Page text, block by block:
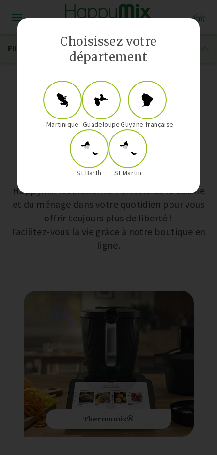
Cuisson
Nos univers
Happymix révolutionne l’univers de la cuisine
et du ménage dans votre quotidien pour vous
offrir toujours plus de liberté !
Facilitez-vous la vie grâce à notre boutique en
ligne.
Thermomix®
Filtrer
Choisissez votre
département
Martinique GuadeloupeGuyane française
St Barth St Martin